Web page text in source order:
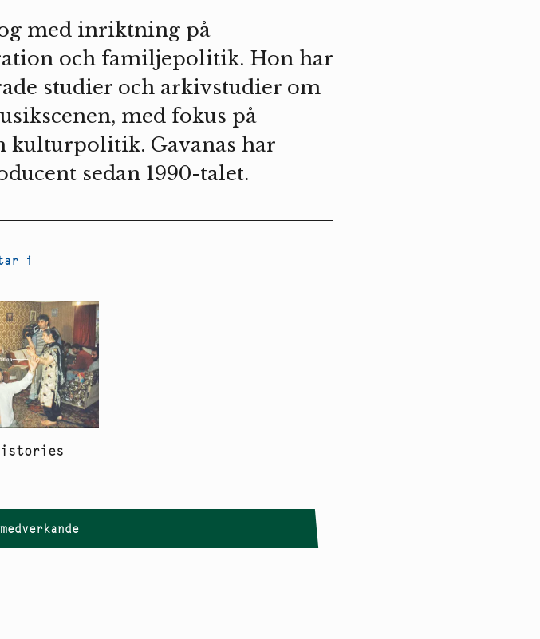
med inriktning på
och familjepolitik. Hon har
studier och arkivstudier om
med fokus på
kulturpolitik. Gavanas har
sedan 1990-talet.
i